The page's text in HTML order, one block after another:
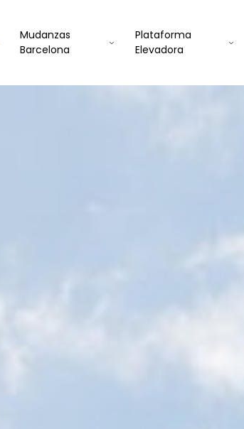
Mudanzas
Barcelona
Plataforma
Elevadora